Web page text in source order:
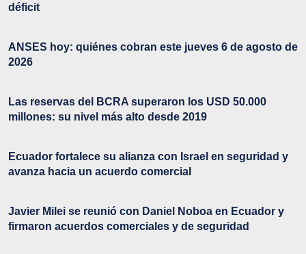
déficit
ANSES hoy: quiénes cobran este jueves 6 de agosto de
2026
Las reservas del BCRA superaron los USD 50.000
millones: su nivel más alto desde 2019
Ecuador fortalece su alianza con Israel en seguridad y
avanza hacia un acuerdo comercial
Javier Milei se reunió con Daniel Noboa en Ecuador y
firmaron acuerdos comerciales y de seguridad